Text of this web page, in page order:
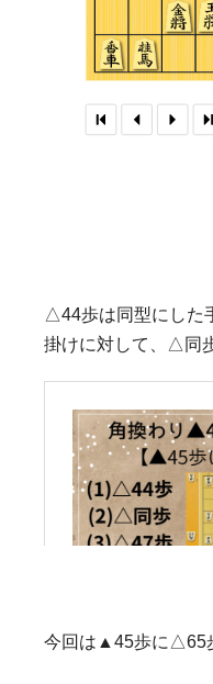
△44歩は同型にした
掛けに対して、△同
今回は▲45歩に△65